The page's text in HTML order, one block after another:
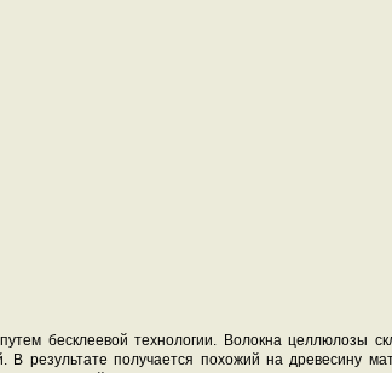
бесклеевой технологии. Волокна целлюлозы
В результате получается похожий на древесину